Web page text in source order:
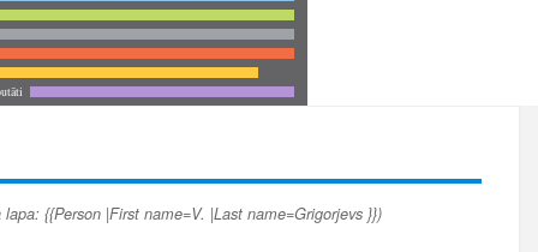
lapa: {{Person |First name=V. |Last name=Grigorjevs }})